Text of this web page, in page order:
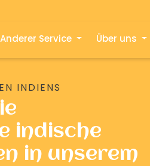
Anderer Service Über uns
INDIENS
indische
in unserem